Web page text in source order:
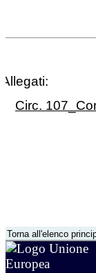
Allegati:
Circ.
Torna all'elenco